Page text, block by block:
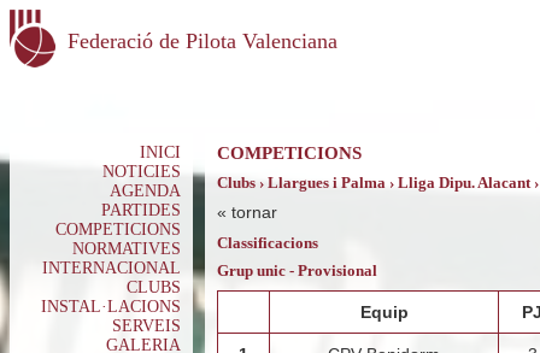
Federació de Pilota Valenciana
INICI
NOTICIES
AGENDA
PARTIDES
COMPETICIONS
NORMATIVES
INTERNACIONAL
CLUBS
INSTAL·LACIONS
SERVEIS
GALERIA
COMPETICIONS
Clubs › Llargues i Palma › Lliga Dipu. Alacant
« tornar
Classificacions
Grup unic - Provisional
Equip